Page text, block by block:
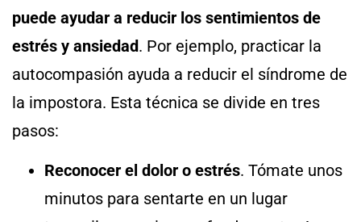
puede ayudar a reducir los sentimientos de
estrés y ansiedad. Por ejemplo, practicar la
autocompasión ayuda a reducir el síndrome de
la impostora. Esta técnica se divide en tres
pasos:
Reconocer el dolor o estrés. Tómate unos
minutos para sentarte en un lugar